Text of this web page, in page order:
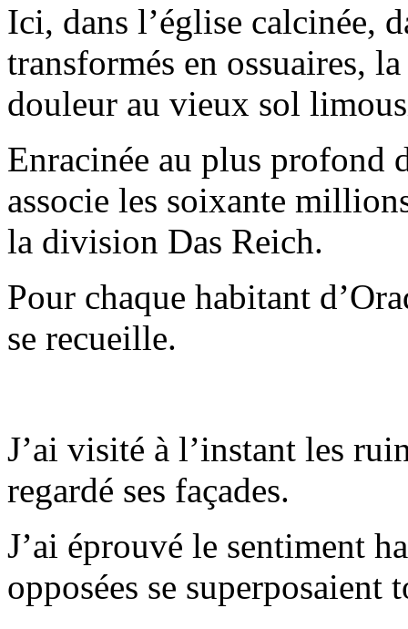
Ici, dans l’église calcinée,
transformés en ossuaires,
douleur au vieux sol
Enracinée au plus profond
associe les soixante
la division Das Reich.
Pour chaque habitant
se recueille.
J’ai visité à l’instant les
regardé ses façades.
J’ai éprouvé le sentiment
opposées se superposaient